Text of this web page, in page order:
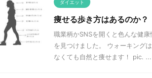
ダイエット
痩せる歩き方はあるのか？
職業柄かSNSを開くと色んな健
を見つけました。 ウォーキング
なくても自然と痩せます！ pic. ...